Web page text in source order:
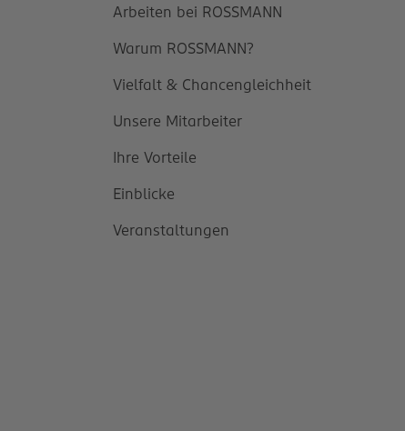
Arbeiten bei ROSSMANN
Warum ROSSMANN?
Vielfalt & Chancengleichheit
Unsere Mitarbeiter
Ihre Vorteile
Einblicke
Veranstaltungen